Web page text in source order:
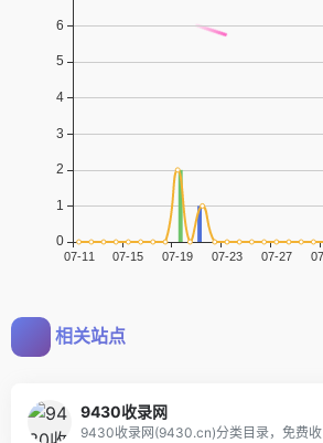
相关站点
9430收录网
9430收录网(9430.cn)分类目录，免费收